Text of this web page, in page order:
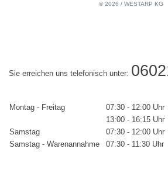
© 2026 / WESTARP KG
Sie erreichen uns telefonisch unter:
Montag - Freitag
07:30 - 12:00 Uhr
13:00 - 16:15 Uhr
Samstag
07:30 - 12:00 Uhr
Samstag - Warenannahme
07:30 - 11:30 Uhr